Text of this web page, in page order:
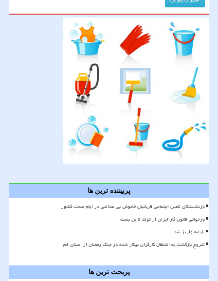
پربیننده ترین ها
بازنشستگان تأمین اجتماعی قربانیان خاموش بی عدالتی در ایام سخت کشور
بازخوانی قانون کار ایران از تولد تا بن بست
یارانه واریز شد
شروع بازگشت به اشتغال کارگران بیکار شده در جنگ رمضان از استان قم
پربحث ترین ها